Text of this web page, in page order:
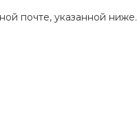
почте, указанной ниже.